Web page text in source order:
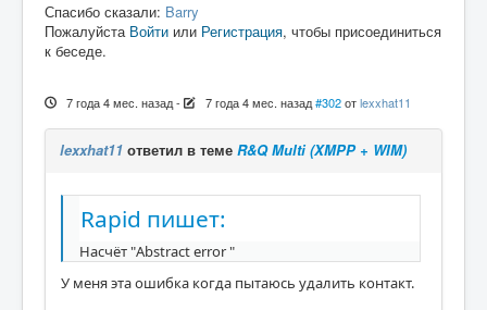
Спасибо сказали: Barry
Пожалуйста Войти или Регистрация, чтобы присоединиться
к беседе.
7 года 4 мес. назад- 7 года 4 мес. назад #302 отlexxhat11
lexxhat11 ответил в теме R&Q Multi (XMPP + WIM)
Rapid пишет:
Насчёт "Abstract error "
У меня эта ошибка когда пытаюсь удалить контакт.